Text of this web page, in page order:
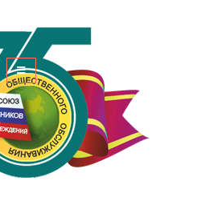
Республиканская
общероссийского
работников
и общественного
РФ